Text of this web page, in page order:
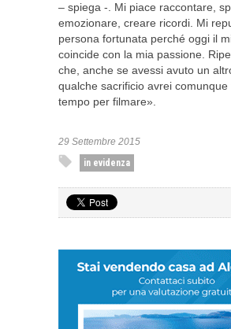
– spiega -. Mi piace raccontare,
emozionare, creare ricordi. Mi
persona fortunata perché oggi il
coincide con la mia passione.
che, anche se avessi avuto un
qualche sacrificio avrei comunque
tempo per filmare».
29 Settembre 2015
in evidenza